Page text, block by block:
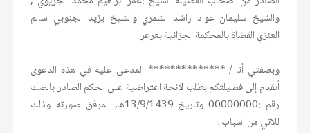
والشيخ سليمان عواد راشد الشمري والشيخ يزيد الجنوبي سالم
العنزي القضاة بالمحكمة الجزائية بعرعر
وبصفتي أنا / ************** المدعى عليه في هذه الدعوى
أتقدم إلى فضيلتكم بطلب لائحة اعتراضية على الحكم الصادر بالصك
رقم :00000000 وتاريخ 13/9/1439هـ, المرفق صورته وذلك
للاتي من اسباب :